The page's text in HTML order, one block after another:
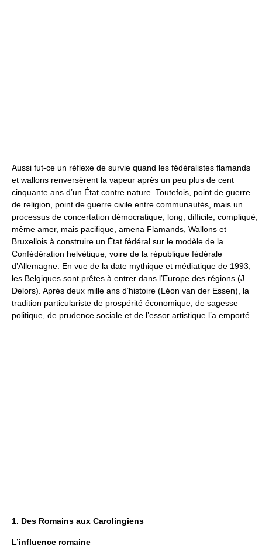
Aussi fut-ce un réflexe de survie quand les fédéralistes flamands
et wallons renversèrent la vapeur après un peu plus de cent
cinquante ans d’un État contre nature. Toutefois, point de guerre
de religion, point de guerre civile entre communautés, mais un
processus de concertation démocratique, long, difficile, compliqué,
même amer, mais pacifique, amena Flamands, Wallons et
Bruxellois à construire un État fédéral sur le modèle de la
Confédération helvétique, voire de la république fédérale
d’Allemagne. En vue de la date mythique et médiatique de 1993,
les Belgiques sont prêtes à entrer dans l’Europe des régions (J.
Delors). Après deux mille ans d’histoire (Léon van der Essen), la
tradition particulariste de prospérité économique, de sagesse
politique, de prudence sociale et de l’essor artistique l’a emporté.
1. Des Romains aux Carolingiens
L’influence romaine